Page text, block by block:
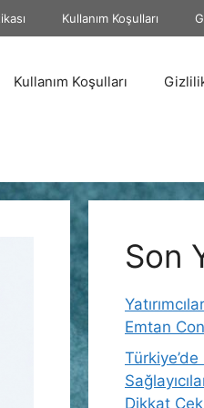
Kullanım Koşulları
Kullanım Koşulları
Son
Emtan
Dikkat